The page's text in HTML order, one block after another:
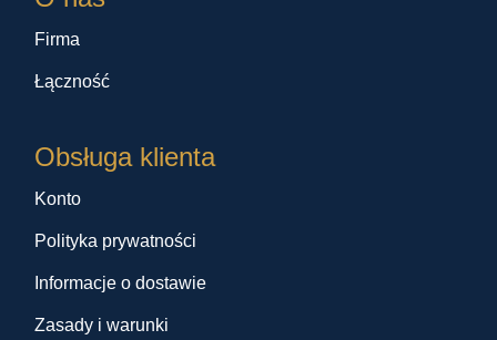
Firma
Łączność
Obsługa klienta
Konto
Polityka prywatności
Informacje o dostawie
Zasady i warunki